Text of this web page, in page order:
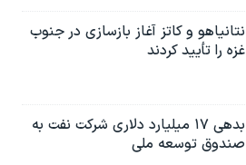
نتانیاهو و کاتز آغاز بازسازی در جنوب
غزه را تأیید کردند
بدهی ۱۷ میلیارد دلاری شرکت نفت به
صندوق توسعه ملی